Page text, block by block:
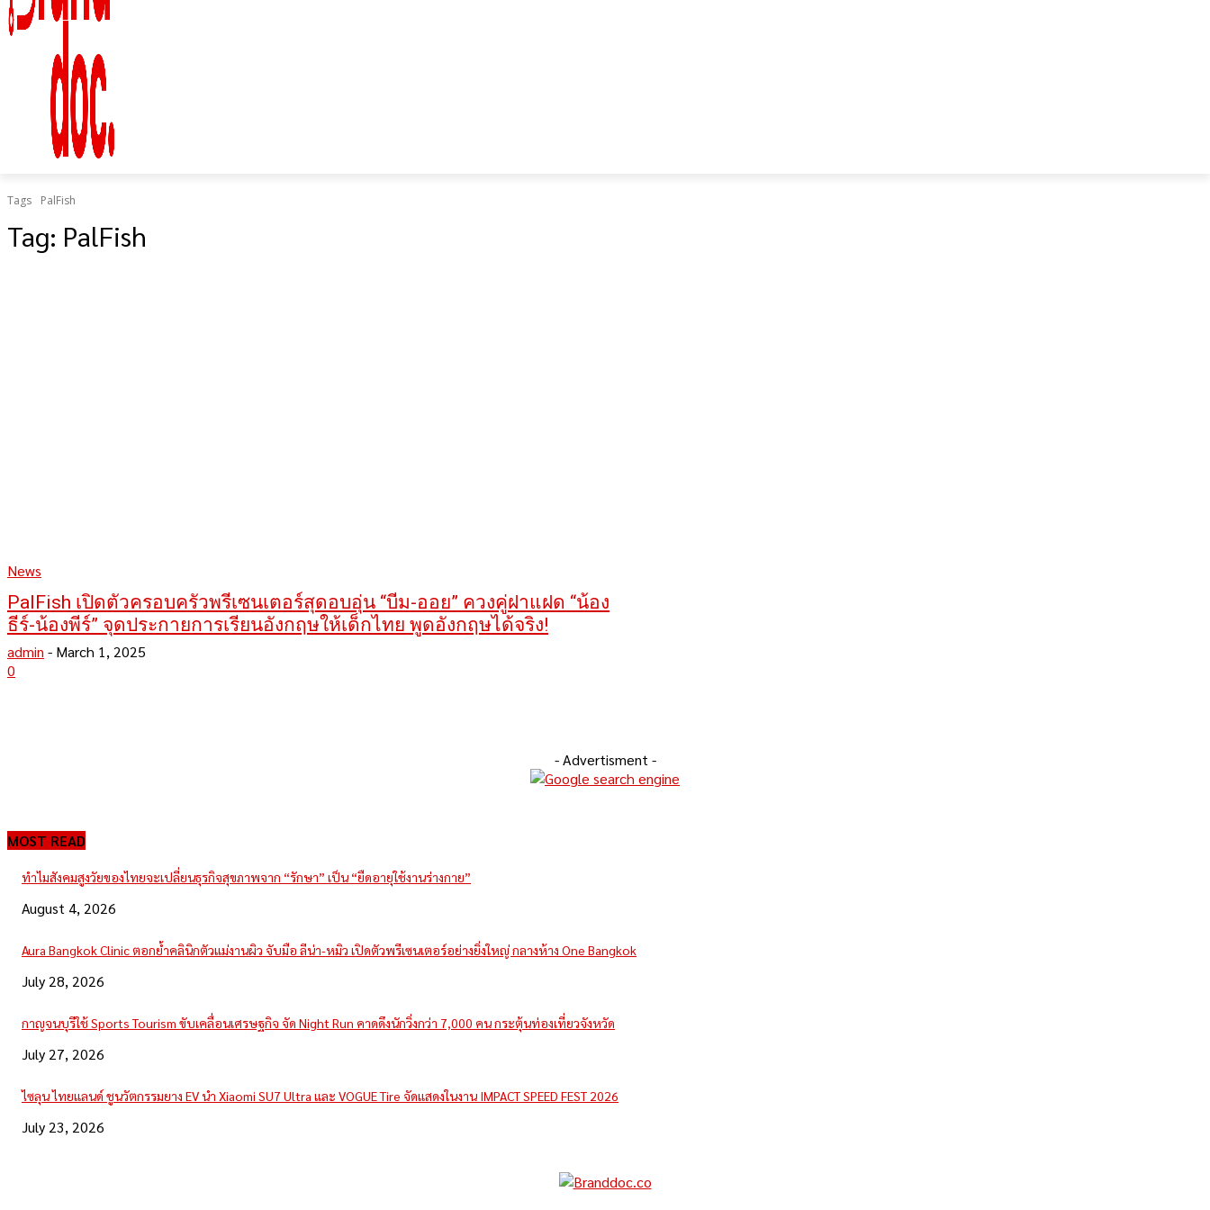
Tags PalFish
Tag: PalFish
News
PalFish เปิดตัวครอบครัวพรีเซนเตอร์สุดอบอุ่น “บีม-ออย” ควงคู่ฝาแฝด “น้อง
ธีร์-น้องพีร์” จุดประกายการเรียนอังกฤษให้เด็กไทย พูดอังกฤษได้จริง!
admin - March 1, 2025
0
- Advertisment -
MOST READ
ทำไมสังคมสูงวัยของไทยจะเปลี่ยนธุรกิจสุขภาพจาก “รักษา” เป็น “ยืดอายุใช้งานร่างกาย”
August 4, 2026
Aura Bangkok Clinic ตอกย้ำคลินิกตัวแม่งานผิว จับมือ ลีน่า-หมิว เปิดตัวพรีเซนเตอร์อย่างยิ่งใหญ่ กลางห้าง One Bangkok
July 28, 2026
กาญจนบุรีใช้ Sports Tourism ขับเคลื่อนเศรษฐกิจ จัด Night Run คาดดึงนักวิ่งกว่า 7,000 คน กระตุ้นท่องเที่ยวจังหวัด
July 27, 2026
ไซลุน ไทยแลนด์ ชูนวัตกรรมยาง EV นำ Xiaomi SU7 Ultra และ VOGUE Tire จัดแสดงในงาน IMPACT SPEED FEST 2026
July 23, 2026